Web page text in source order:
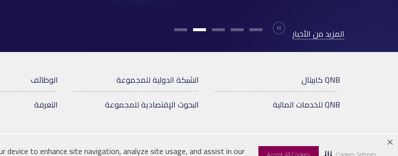
device to enhance site navigation, analyze site usage, and assist in our
Durdur
المزيد من الأخبار
QNB كابيتال
QNB للخدمات المالية
الشبكة الدولية للمجموعة
البحوث الإقتصادية للمجموعة
الوظائف
التعرفة